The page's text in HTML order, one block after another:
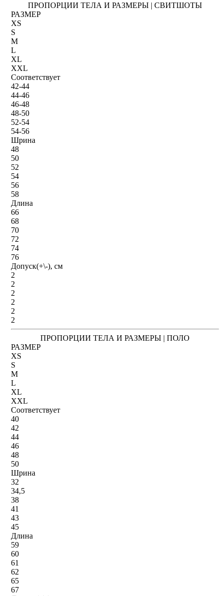
ПРОПОРЦИИ ТЕЛА И РАЗМЕРЫ | СВИТШОТЫ
РАЗМЕР
XS
S
M
L
XL
XXL
Соответствует
42-44
44-46
46-48
48-50
52-54
54-56
Шрина
48
50
52
54
56
58
Длина
66
68
70
72
74
76
Допуск(+\-), см
2
2
2
2
2
2
ПРОПОРЦИИ ТЕЛА И РАЗМЕРЫ | ПОЛО
РАЗМЕР
XS
S
M
L
XL
XXL
Соответствует
40
42
44
46
48
50
Шрина
32
34,5
38
41
43
45
Длина
59
60
61
62
65
67